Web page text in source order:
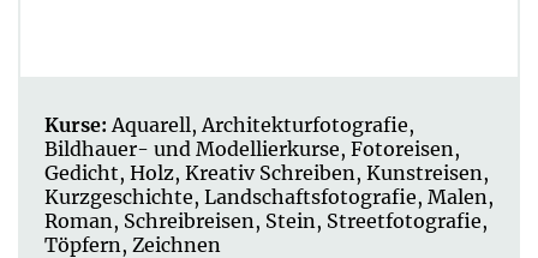
Kurse: Aquarell, Architekturfotografie,
Bildhauer- und Modellierkurse, Fotoreisen,
Gedicht, Holz, Kreativ Schreiben, Kunstreisen,
Kurzgeschichte, Landschaftsfotografie, Malen,
Roman, Schreibreisen, Stein, Streetfotografie,
Töpfern, Zeichnen